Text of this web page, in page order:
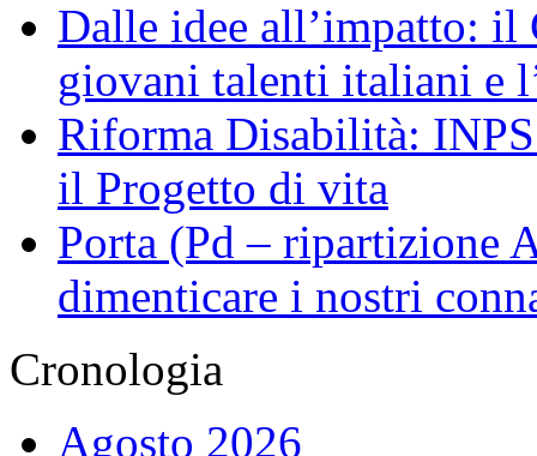
Dalle idee all’impatto: il
giovani talenti italiani e
Riforma Disabilità:
il Progetto di vita
Porta (Pd – ripartizione
dimenticare i nostri
Cronologia
Agosto 2026